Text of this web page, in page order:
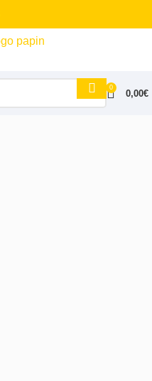
0
0,00€